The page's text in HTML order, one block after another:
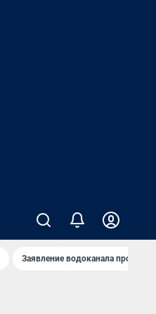
Заявление водоканала про